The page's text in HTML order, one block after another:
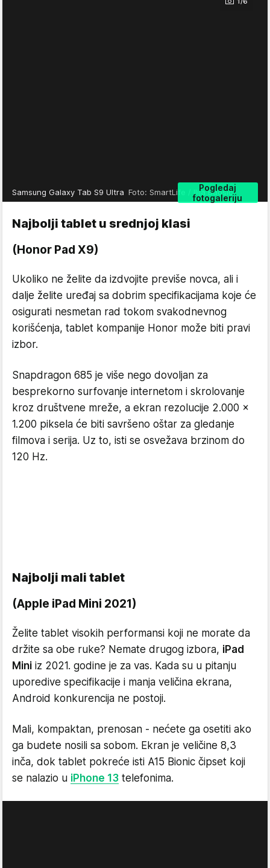
Pogledaj
fotogaleriju
Samsung Galaxy Tab S9 Ultra Foto: SmartLife / Ilija Baošić
Najbolji tablet u srednjoj klasi
(Honor Pad X9)
Ukoliko ne želite da izdvojite previše novca, ali i
dalje želite uređaj sa dobrim specifikacijama koje će
osigurati nesmetan rad tokom svakodnevnog
korišćenja, tablet kompanije Honor može biti pravi
izbor.
Snapdragon 685 je više nego dovoljan za
besprekorno surfovanje internetom i skrolovanje
kroz društvene mreže, a ekran rezolucije 2.000 x
1.200 piksela će biti savršeno oštar za gledanje
filmova i serija. Uz to, isti se osvežava brzinom do
120 Hz.
Najbolji mali tablet
(Apple iPad Mini 2021)
Želite tablet visokih performansi koji ne morate da
držite sa obe ruke? Nemate drugog izbora, iPad
Mini iz 2021. godine je za vas. Kada su u pitanju
uporedive specifikacije i manja veličina ekrana,
Android konkurencija ne postoji.
Mali, kompaktan, prenosan - nećete ga osetiti ako
ga budete nosili sa sobom. Ekran je veličine 8,3
inča, dok tablet pokreće isti A15 Bionic čipset koji
se nalazio u iPhone 13 telefonima.